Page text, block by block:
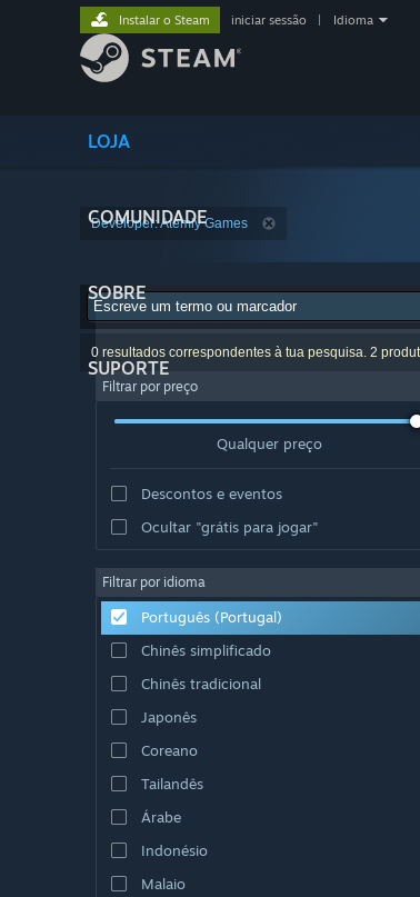
LOJA
COMUNIDADE
SOBRE
SUPORTE
Instalar o Steam iniciar sessão Idioma
Developer: Atemly Games
0 resultados correspondentes à tua pesquisa. 2
Filtrar por preço
Qualquer preço
Descontos e eventos
Ocultar "grátis para jogar"
Filtrar por idioma
Português (Portugal)
Chinês simplificado
Chinês tradicional
Japonês
Coreano
Tailandês
Árabe
Indonésio
Malaio